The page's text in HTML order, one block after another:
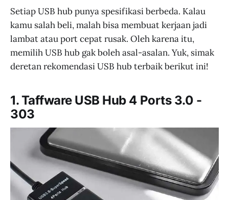
Setiap USB hub punya spesifikasi berbeda. Kalau
kamu salah beli, malah bisa membuat kerjaan jadi
lambat atau port cepat rusak. Oleh karena itu,
memilih USB hub gak boleh asal-asalan. Yuk, simak
deretan rekomendasi USB hub terbaik berikut ini!
1. Taffware USB Hub 4 Ports 3.0 -
303